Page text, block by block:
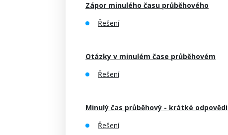
Zápor minulého času průběhového
Řešení
Otázky v minulém čase průběhovém
Řešení
Minulý čas průběhový - krátké odpovědi
Řešení